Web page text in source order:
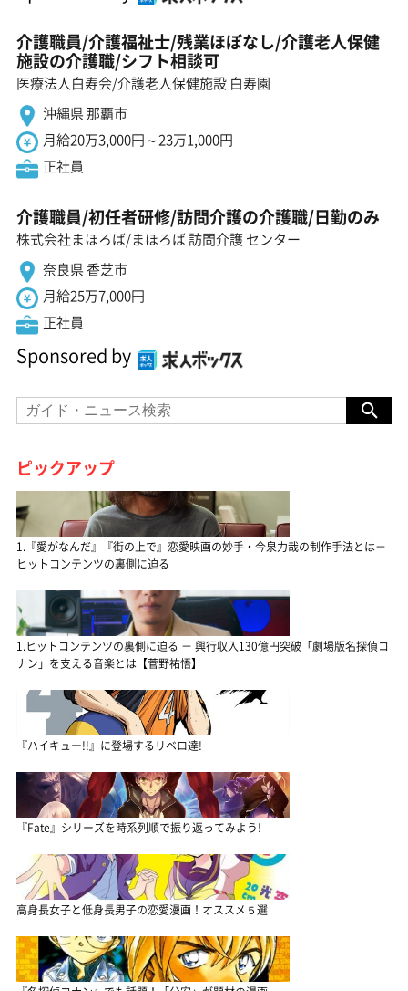
介護職員/介護福祉士/残業ほぼなし/介護老人保健
施設の介護職/シフト相談可
医療法人白寿会/介護老人保健施設 白寿園
沖縄県 那覇市
月給20万3,000円～23万1,000円
正社員
介護職員/初任者研修/訪問介護の介護職/日勤のみ
株式会社まほろば/まほろば 訪問介護 センター
奈良県 香芝市
月給25万7,000円
正社員
Sponsored by
ピックアップ
1.『愛がなんだ』『街の上で』恋愛映画の妙手・今泉力哉の制作手法とは－
ヒットコンテンツの裏側に迫る
1.ヒットコンテンツの裏側に迫る － 興行収入130億円突破「劇場版名探偵コ
ナン」を支える音楽とは【菅野祐悟】
『ハイキュー!!』に登場するリベロ達!
『Fate』シリーズを時系列順で振り返ってみよう!
高身長女子と低身長男子の恋愛漫画！オススメ５選